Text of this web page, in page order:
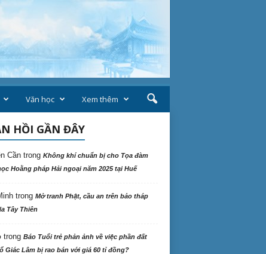
Văn học Xem thêm
HỒI GẦN ĐÂY
Cầntrong Không khí chuẩn bị cho Tọa đàm
Hoằng pháp Hải ngoại năm 2025 tại Huế
trong Mở tranh Phật, cầu an trên bảo tháp
Tây Thiên
trong Báo Tuổi trẻ phản ảnh về việc phần đất
Giác Lâm bị rao bán với giá 60 tỉ đồng?